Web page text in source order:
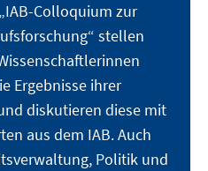
Colloquium zur
stellen
Ergebnisse ihrer
diskutieren diese mit
aus dem IAB. Auch
Politik und